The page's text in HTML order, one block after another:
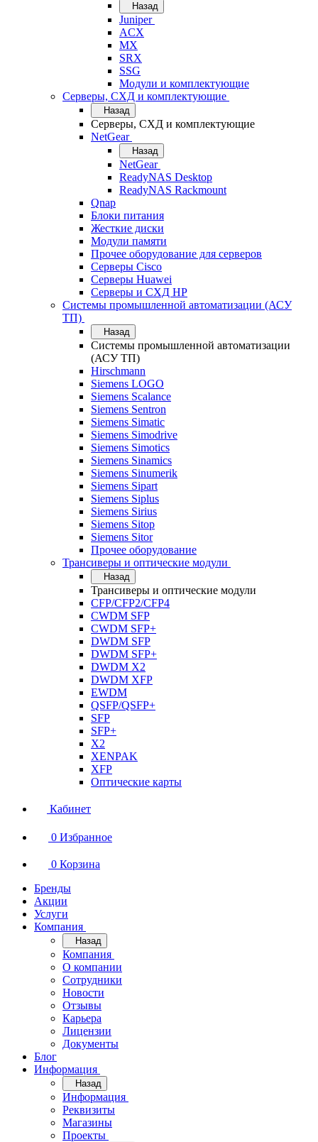
Назад
Juniper
ACX
MX
SRX
SSG
Модули и комплектующие
Серверы, СХД и комплектующие
Назад
Серверы, СХД и комплектующие
NetGear
Назад
NetGear
ReadyNAS Desktop
ReadyNAS Rackmount
Qnap
Блоки питания
Жесткие диски
Модули памяти
Прочее оборудование для серверов
Серверы Cisco
Серверы Huawei
Серверы и СХД HP
Системы промышленной автоматизации (АСУ
ТП)
Назад
Системы промышленной автоматизации
(АСУ ТП)
Hirschmann
Siemens LOGO
Siemens Scalance
Siemens Sentron
Siemens Simatic
Siemens Simodrive
Siemens Simotics
Siemens Sinamics
Siemens Sinumerik
Siemens Sipart
Siemens Siplus
Siemens Sirius
Siemens Sitop
Siemens Sitor
Прочее оборудование
Трансиверы и оптические модули
Назад
Трансиверы и оптические модули
CFP/CFP2/CFP4
CWDM SFP
CWDM SFP+
DWDM SFP
DWDM SFP+
DWDM X2
DWDM XFP
EWDM
QSFP/QSFP+
SFP
SFP+
X2
XENPAK
XFP
Оптические карты
Кабинет
0 Избранное
0 Корзина
Бренды
Акции
Услуги
Компания
Назад
Компания
О компании
Сотрудники
Новости
Отзывы
Карьера
Лицензии
Документы
Блог
Информация
Назад
Информация
Реквизиты
Магазины
Проекты